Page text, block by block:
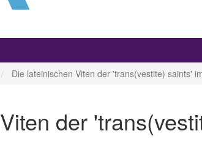
Die lateinischen Viten der 'trans(vestite) saints'
der